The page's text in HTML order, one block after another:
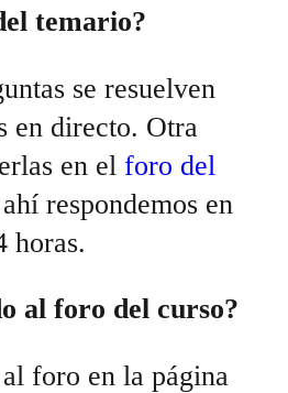
temario?
se resuelven
en directo. Otra
en elforo del
respondemos en
horas.
al foro del curso?
foro en la página